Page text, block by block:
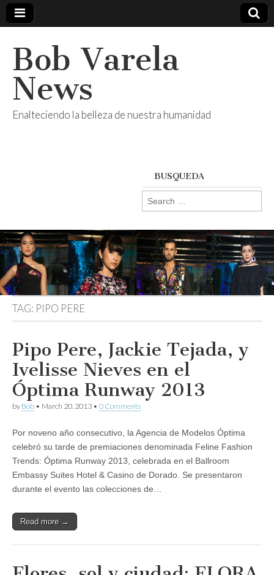
Bob Varela
News
Enalteciendo la belleza de nuestra humanidad
BUSQUEDA
Search
for:
TAG: PIPO PERE
Pipo Pere, Jackie Tejada, y
Ivelisse Nieves en el
Óptima Runway 2013
by Bob • March 20, 2013 • 0 Comments
Por noveno año consecutivo, la Agencia de Modelos Óptima
celebró su tarde de premiaciones denominada Feline Fashion
Trends: Óptima Runway 2013, celebrada en el Ballroom
Embassy Suites Hotel & Casino de Dorado. Se presentaron
durante el evento las colecciones de…
Read more →